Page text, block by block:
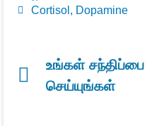
Cortisol , Dopamine
உங்கள் சந்திப்பை
செய்யுங்கள்